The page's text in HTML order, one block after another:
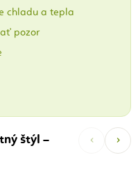
chladu a tepla
pozor
štýl –
‹ ›